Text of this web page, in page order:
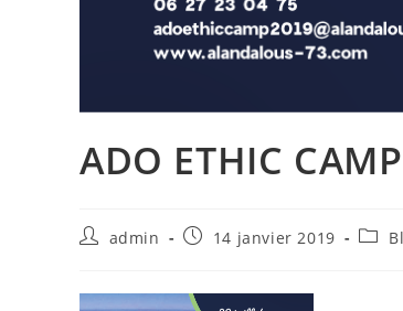
ADO ETHIC
Auteur/autrice
publication :
admin
Publication
14 janvier 2019
Post